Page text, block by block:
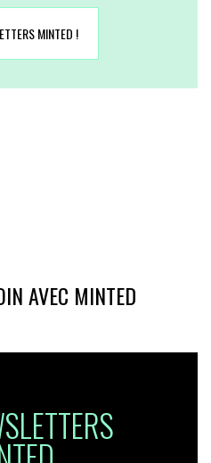
MINTED !
AVEC MINTED